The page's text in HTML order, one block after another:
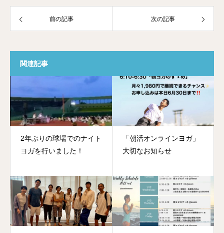
前の記事 次の記事
関連記事
2年ぶりの球場でのナイト
ヨガを行いました！
「朝活オンラインヨガ」
大切なお知らせ